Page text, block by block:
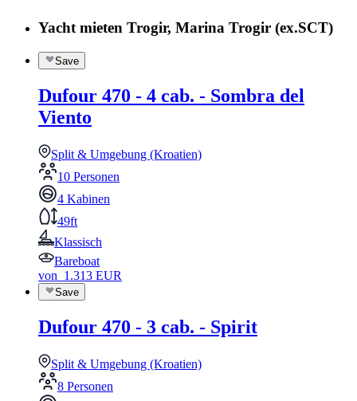
Yacht mieten Trogir, Marina Trogir (ex.SCT)
Save
Dufour 470 - 4 cab. - Sombra del
Viento
Split & Umgebung (Kroatien)
10 Personen
4 Kabinen
49ft
Klassisch
Bareboat
von 1.313 EUR
Save
Dufour 470 - 3 cab. - Spirit
Split & Umgebung (Kroatien)
8 Personen